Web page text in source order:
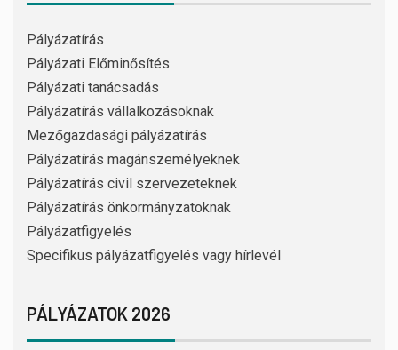
Pályázatírás
Pályázati Előminősítés
Pályázati tanácsadás
Pályázatírás vállalkozásoknak
Mezőgazdasági pályázatírás
Pályázatírás magánszemélyeknek
Pályázatírás civil szervezeteknek
Pályázatírás önkormányzatoknak
Pályázatfigyelés
Specifikus pályázatfigyelés vagy hírlevél
PÁLYÁZATOK 2026